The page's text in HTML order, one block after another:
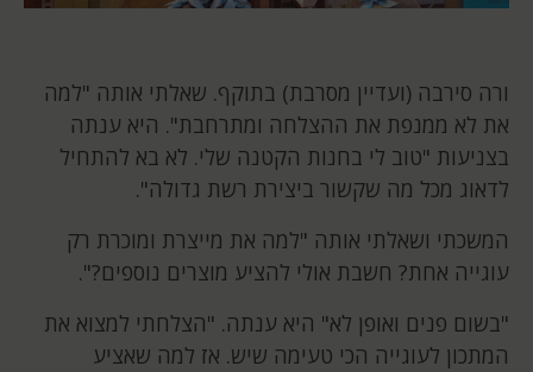
ורה סירבה (ועדיין מסרבת) בתוקף. שאלתי אותה "למה
את לא ממנפת את ההצלחה ומתרחבת". היא ענתה
בצניעות "טוב לי בחנות הקטנה שלי. לא בא להתחיל
לדאוג מכל מה שקשור ביצירת רשת גדולה".
המשכתי ושאלתי אותה "למה את מייצרת ומוכרת רק
עוגייה אחת? חשבת אולי להציע מוצרים נוספים?".
"בשום פנים ואופן לא" היא ענתה. "הצלחתי למצוא את
המתכון לעוגייה הכי טעימה שיש. אז למה שאציע